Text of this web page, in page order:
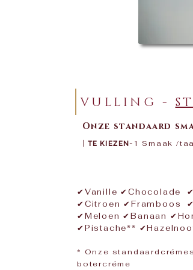
VULLING -
Onze standaard
TE KIEZEN- 1 Smaak /
✔Vanille ✔Chocolade
✔Citroen ✔Framboos
✔Meloen ✔Banaan
✔Pistache**
​* Onze
botercréme